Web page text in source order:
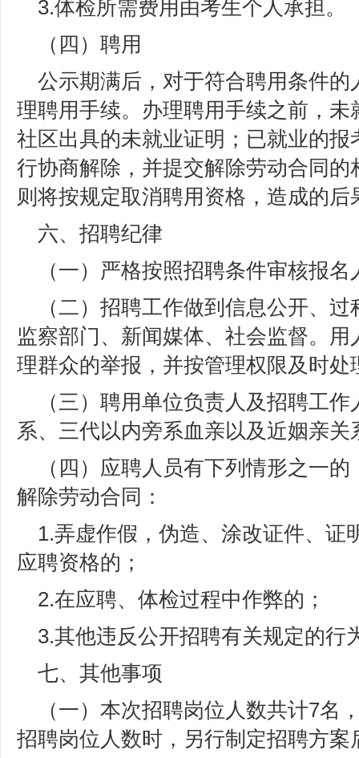
3.体检所需费用由考生个人承担。
（四）聘用
公示期满后，对于符合聘用条件
理聘用手续。办理聘用手续之前，
社区出具的未就业证明；已就业的
行协商解除，并提交解除劳动合同
则将按规定取消聘用资格，造成的
六、招聘纪律
（一）严格按照招聘条件审核报
（二）招聘工作做到信息公开、
监察部门、新闻媒体、社会监督。
理群众的举报，并按管理权限及时处
（三）聘用单位负责人及招聘工
系、三代以内旁系血亲以及近姻亲关
（四）应聘人员有下列情形之一
解除劳动合同：
1.弄虚作假，伪造、涂改证件、证
应聘资格的；
2.在应聘、体检过程中作弊的；
3.其他违反公开招聘有关规定的行
七、其他事项
（一）本次招聘岗位人数共计7名
招聘岗位人数时，另行制定招聘方案